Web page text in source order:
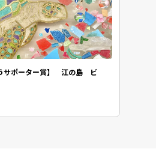
うサポーター賞】 江の島 ビ